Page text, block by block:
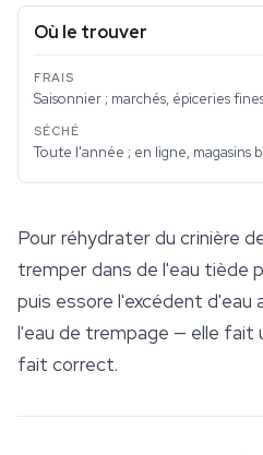
Où le trouver
Saisonnier ; marchés, épiceries
Toute l'année ; en ligne, magasins
Pour réhydrater du crinière
tremper dans de l'eau tiède
puis essore l'excédent d'eau
l'eau de trempage — elle fait
fait correct.